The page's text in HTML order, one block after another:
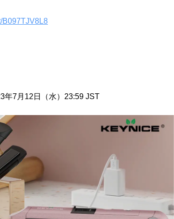
B097TJV8L8
年7月12日（水）23:59 JST